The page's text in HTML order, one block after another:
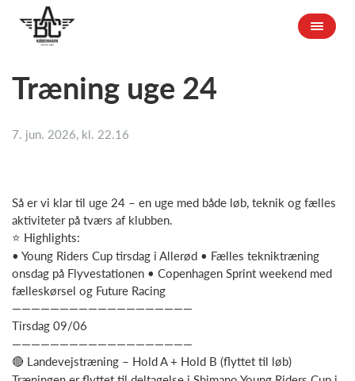
Træning uge 24
7. jun. 2026, kl. 22.16
Så er vi klar til uge 24 – en uge med både løb, teknik og fælles
aktiviteter på tværs af klubben.
⭐ Highlights:
• Young Riders Cup tirsdag i Allerød • Fælles tekniktræning
onsdag på Flyvestationen • Copenhagen Sprint weekend med
fælleskørsel og Future Racing
———————————————————
Tirsdag 09/06
———————————————————
🔴 Landevejstræning – Hold A + Hold B (flyttet til løb)